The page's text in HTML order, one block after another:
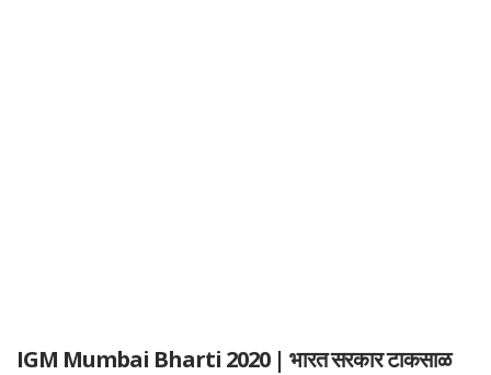
IGM Mumbai Bharti 2020 | भारत सरकार टाकसाळ